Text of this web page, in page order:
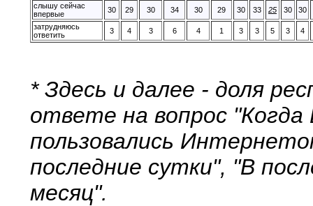
слышу сейчас
впервые
30 29 30 34 30 29 30 33 25 30 30
затрудняюсь
ответить
3 4 3 6 4 1 3 3 5 3 4
* Здесь и далее - доля
ответе на вопрос "Когда
пользовались
последние сутки", "В
месяц".